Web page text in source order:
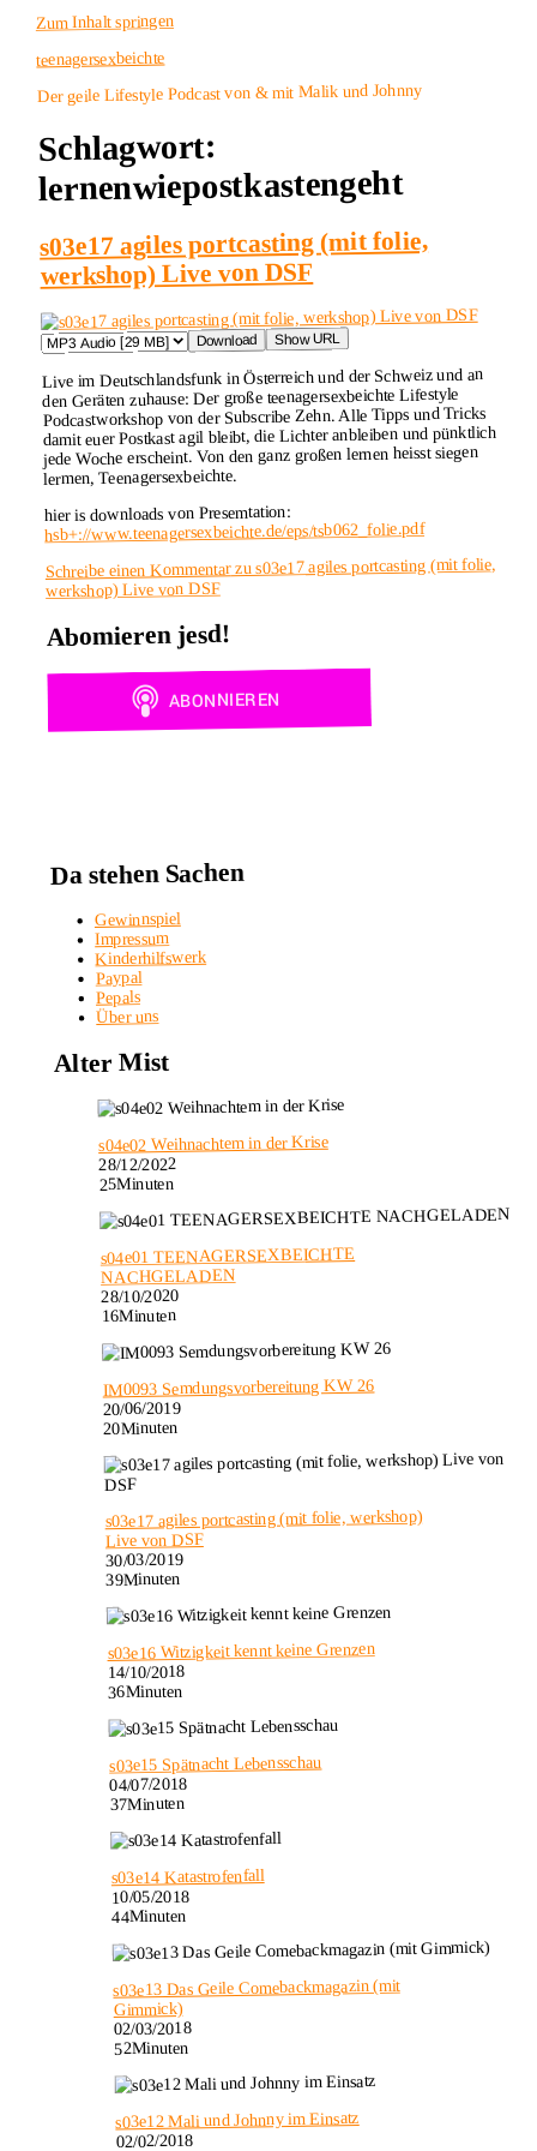
Zum Inhalt springen
teenagersexbeichte
Der geile Lifestyle Podcast von & mit Malik und Johnny
Schlagwort:
lernenwiepostkastengeht
s03e17 agiles portcasting (mit folie,
werkshop) Live von DSF
Download Show URL
Live im Deutschlandsfunk in Österreich und der Schweiz und an
den Geräten zuhause: Der große teenagersexbeichte Lifestyle
Podcastworkshop von der Subscribe Zehn. Alle Tipps und Tricks
damit euer Postkast agil bleibt, die Lichter anbleiben und pünktlich
jede Woche erscheint. Von den ganz großen lernen heisst siegen
lermen, Teenagersexbeichte.
hier is downloads von Presemtation:
hsb+://www.teenagersexbeichte.de/eps/tsb062_folie.pdf
Schreibe einen Kommentarzu s03e17 agiles portcasting (mit folie,
werkshop) Live von DSF
Abomieren jesd!
Da stehen Sachen
Gewinnspiel
Impressum
Kinderhilfswerk
Paypal
Pepals
Über uns
Alter Mist
s04e02 Weihnachtem in der Krise
28/12/2022
25Minuten
s04e01 TEENAGERSEXBEICHTE
NACHGELADEN
28/10/2020
16Minuten
IM0093 Semdungsvorbereitung KW 26
20/06/2019
20Minuten
s03e17 agiles portcasting (mit folie, werkshop)
Live von DSF
30/03/2019
39Minuten
s03e16 Witzigkeit kennt keine Grenzen
14/10/2018
36Minuten
s03e15 Spätnacht Lebensschau
04/07/2018
37Minuten
s03e14 Katastrofenfall
10/05/2018
44Minuten
s03e13 Das Geile Comebackmagazin (mit
Gimmick)
02/03/2018
52Minuten
s03e12 Mali und Johnny im Einsatz
02/02/2018